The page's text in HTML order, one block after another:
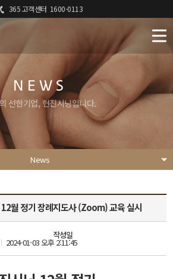
365 고객센터 1600-0113
NEWS
선한기업, 현진시닝입니다.
News
월 정기 장례지도사 (Zoom) 교육 실시
작성일
2024-01-03 오후 2:11:45